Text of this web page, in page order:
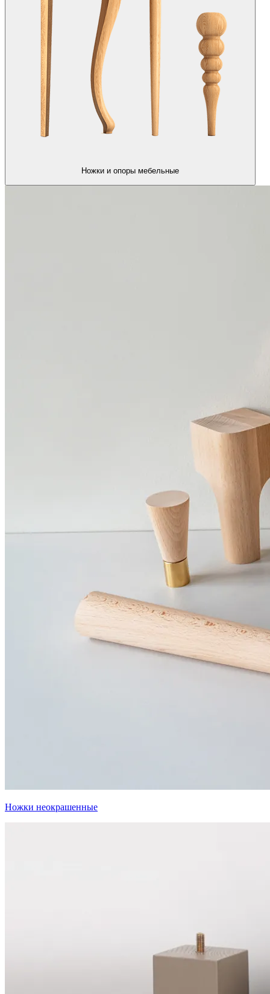
Ножки и опоры мебельные
Ножки неокрашенные